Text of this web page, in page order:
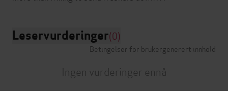
Leservurderinger(0)
Betingelser for brukergenerert innhold
Ingen vurderinger ennå